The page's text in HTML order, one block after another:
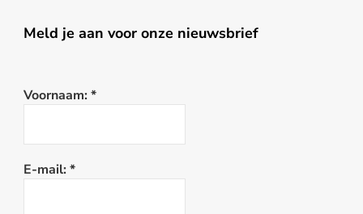
Meld je aan voor onze nieuwsbrief
Voornaam: *
E-mail: *